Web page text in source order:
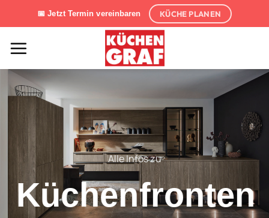
Inhalt
springen
📅 Jetzt Termin vereinbaren KÜCHE PLANEN
Alle Infos zu
Küchenfronten